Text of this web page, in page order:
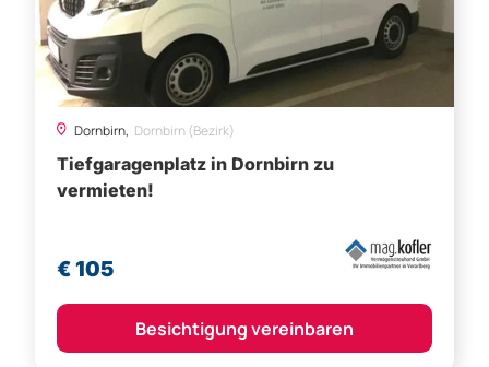
Dornbirn, Dornbirn (Bezirk)
Tiefgaragenplatz in Dornbirn zu